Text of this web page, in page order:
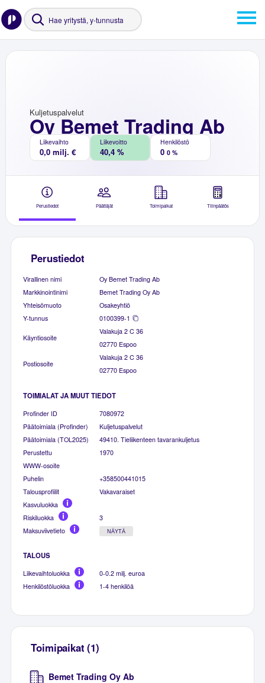
Oy Bemet Trading Ab
Kuljetuspalvelut
Liikevaihto
0,0 milj. €
Liikevoitto
40,4 %
Henkilöstö
0 0 %
Perustiedot Päättäjät Toimipaikat Tilinpäätös
Perustiedot
Virallinen nimi
Oy Bemet Trading Ab
Markkinointinimi
Bemet Trading Oy Ab
Yhteisömuoto
Osakeyhtiö
Y-tunnus
0100399-1
Käyntiosoite
Valakuja 2 C 36
02770 Espoo
Postiosoite
Valakuja 2 C 36
02770 Espoo
TOIMIALAT JA MUUT TIEDOT
Profinder ID
7080972
Päätoimiala (Profinder)
Kuljetuspalvelut
Päätoimiala (TOL2025)
49410. Tieliikenteen tavarankuljetus
Perustettu
1970
WWW-osoite
Puhelin
+358500441015
Talousprofiilit
Vakavaraiset
Kasvuluokka
Riskiluokka
3
Maksuviivetieto
NÄYTÄ
TALOUS
Liikevaihtoluokka
0-0.2 milj. euroa
Henkilöstöluokka
1-4 henkilöä
Toimipaikat (1)
Bemet Trading Oy Ab